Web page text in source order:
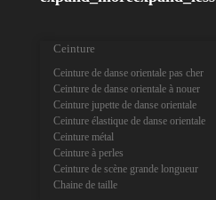
Ceinture
Ceinture de danse orientale pas cher
Ceinture de danse orientale à nouer
Ceinture jupette de danse orientale
Ceinture élastique de danse orientale
Ceinture métal
Ceinture à perles
Ceinture de scène grande longueur
Chaine de taille